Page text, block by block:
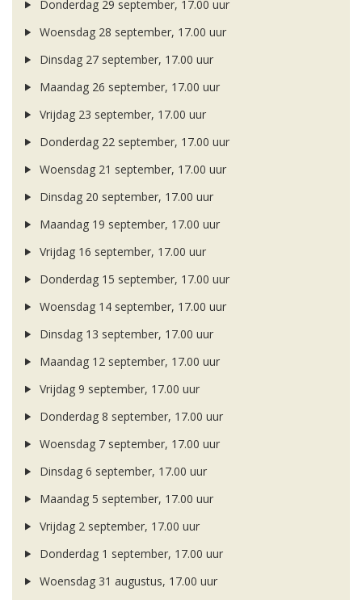
Donderdag 29 september, 17.00 uur
Woensdag 28 september, 17.00 uur
Dinsdag 27 september, 17.00 uur
Maandag 26 september, 17.00 uur
Vrijdag 23 september, 17.00 uur
Donderdag 22 september, 17.00 uur
Woensdag 21 september, 17.00 uur
Dinsdag 20 september, 17.00 uur
Maandag 19 september, 17.00 uur
Vrijdag 16 september, 17.00 uur
Donderdag 15 september, 17.00 uur
Woensdag 14 september, 17.00 uur
Dinsdag 13 september, 17.00 uur
Maandag 12 september, 17.00 uur
Vrijdag 9 september, 17.00 uur
Donderdag 8 september, 17.00 uur
Woensdag 7 september, 17.00 uur
Dinsdag 6 september, 17.00 uur
Maandag 5 september, 17.00 uur
Vrijdag 2 september, 17.00 uur
Donderdag 1 september, 17.00 uur
Woensdag 31 augustus, 17.00 uur